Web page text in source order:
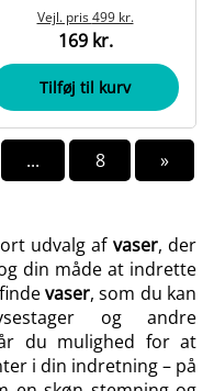
Vejl. pris499 kr.
169 kr.
Tilføj til kurv
... 8 »
udvalg af vaser, der
din måde at indrette
vaser, som du kan
og andre
du mulighed for at
i din indretning – på